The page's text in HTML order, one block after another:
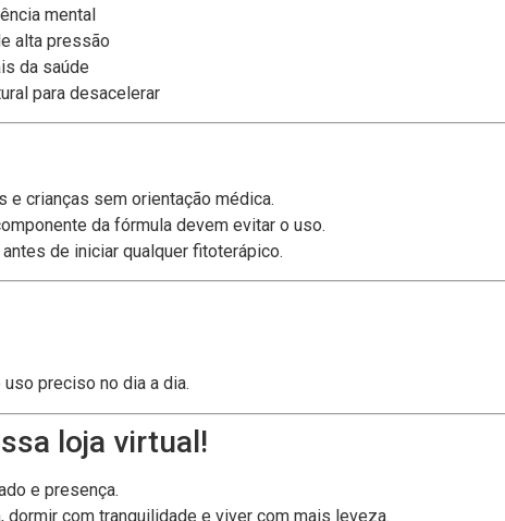
mental
alta pressão
da saúde
para desacelerar
e crianças sem orientação médica.
da fórmula devem evitar o uso.
de iniciar qualquer fitoterápico.
preciso no dia a dia.
loja virtual!
e presença.
com tranquilidade e viver com mais leveza.